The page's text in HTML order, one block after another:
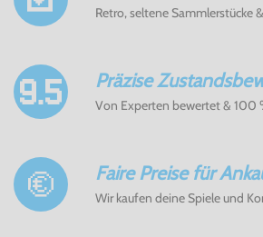
Retro, seltene Sammlerstücke
Präzise
Von Experten bewertet & 100
Faire Preise für
Wir kaufen deine Spiele und